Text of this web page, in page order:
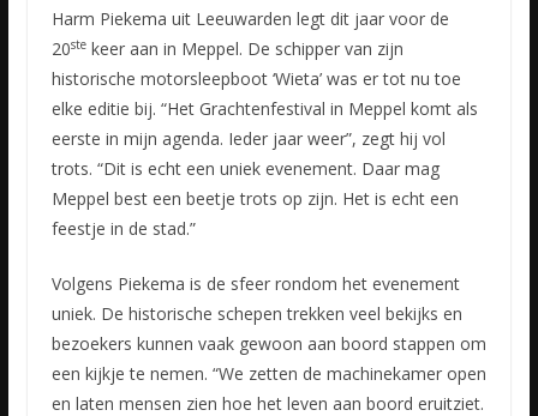
Harm Piekema uit Leeuwarden legt dit jaar voor de
20stekeer aan in Meppel. De schipper van zijn
historische motorsleepboot ‘Wieta’ was er tot nu toe
elke editie bij. “Het Grachtenfestival in Meppel komt als
eerste in mijn agenda. Ieder jaar weer”, zegt hij vol
trots. “Dit is echt een uniek evenement. Daar mag
Meppel best een beetje trots op zijn. Het is echt een
feestje in de stad.”
Volgens Piekema is de sfeer rondom het evenement
uniek. De historische schepen trekken veel bekijks en
bezoekers kunnen vaak gewoon aan boord stappen om
een kijkje te nemen. “We zetten de machinekamer open
en laten mensen zien hoe het leven aan boord eruitziet.